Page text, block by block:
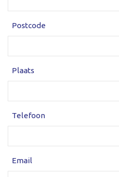
Postcode
Plaats
Telefoon
Email